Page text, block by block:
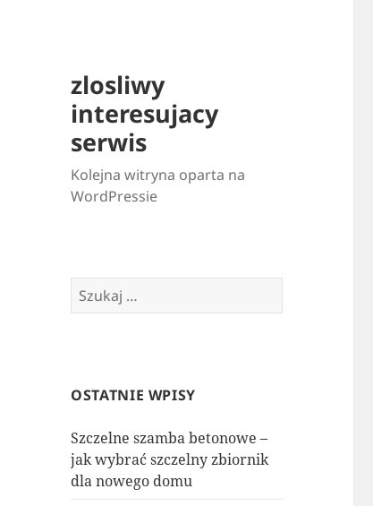
zlosliwy
interesujacy
serwis
Kolejna witryna oparta na
WordPressie
Szukaj:
OSTATNIE WPISY
Szczelne szamba betonowe –
jak wybrać szczelny zbiornik
dla nowego domu